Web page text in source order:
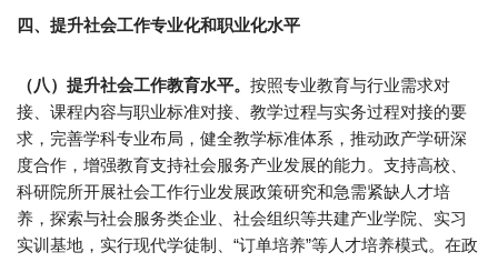
四、提升社会工作专业化和职业化水平
（八）提升社会工作教育水平。 按照专业教育与行业需求对
接、课程内容与职业标准对接、教学过程与实务过程对接的要
求，完善学科专业布局，健全教学标准体系，推动政产学研深
度合作，增强教育支持社会服务产业发展的能力。支持高校、
科研院所开展社会工作行业发展政策研究和急需紧缺人才培
养，探索与社会服务类企业、社会组织等共建产业学院、实习
实训基地，实行现代学徒制、“订单培养”等人才培养模式。在政